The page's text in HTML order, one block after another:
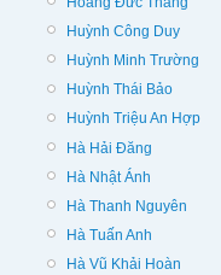
Huỳnh Công Duy
Huỳnh Minh Trường
Huỳnh Thái Bảo
Huỳnh Triệu An Hợp
Hà Hải Đăng
Hà Nhật Ánh
Hà Thanh Nguyên
Hà Tuấn Anh
Hà Vũ Khải Hoàn